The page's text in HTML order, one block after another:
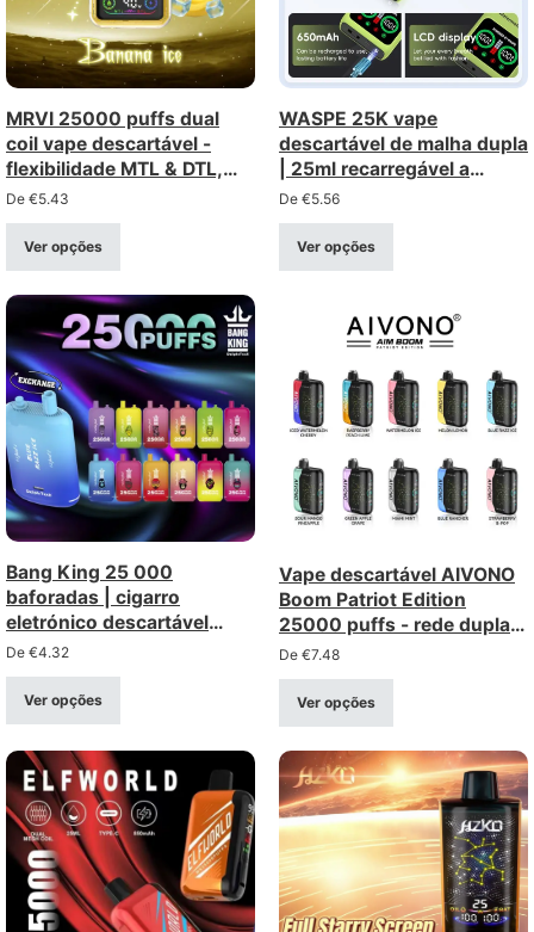
MRVI 25000 puffs dual
coil vape descartável -
flexibilidade MTL & DTL,
comprar a granel por
atacado
De €5.43
Ver opções
WASPE 25K vape
descartável de malha dupla
| 25ml recarregável a
granel comprar por
atacado
De €5.56
Ver opções
Bang King 25 000
baforadas | cigarro
eletrónico descartável
recarregável – venda por
grosso (intensidades 0%,
2%, 3%, 5%)
De €4.32
Ver opções
Vape descartável AIVONO
Boom Patriot Edition
25000 puffs - rede dupla
com ecrã LCD
De €7.48
Ver opções